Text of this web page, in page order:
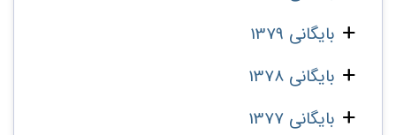
بایگانی 1379
بایگانی 1378
بایگانی 1377